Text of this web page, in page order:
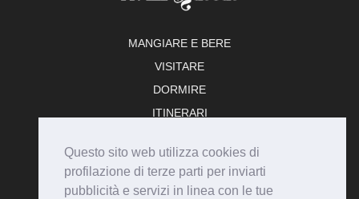
Questo sito web utilizza cookies di
profilazione di terze parti per inviarti
pubblicità e servizi in linea con le tue
MANGIARE E BERE
VISITARE
DORMIRE
ITINERARI
ADERISCI